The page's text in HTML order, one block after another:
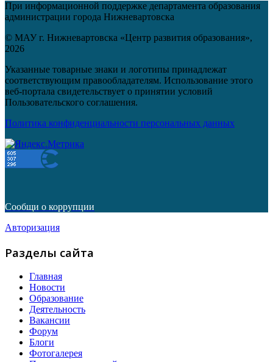
При информационной поддержке департамента образования
администрации города Нижневартовска
© МАУ г. Нижневартовска «Центр развития образования»,
2026
Указанные товарные знаки и логотипы принадлежат
соответствующим правообладателям. Использование этого
веб-портала свидетельствует о принятии условий
Пользовательского соглашения.
Политика конфиденциальности персональных данных
Сообщи о коррупции
Авторизация
Разделы сайта
Главная
Новости
Образование
Деятельность
Вакансии
Форум
Блоги
Фотогалерея